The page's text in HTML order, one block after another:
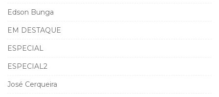
Edson Bunga
EM DESTAQUE
ESPECIAL
ESPECIAL2
José Cerqueira